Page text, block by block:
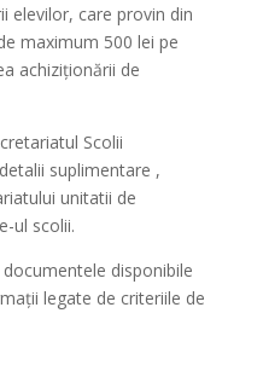
elevilor, care provin din
maximum 500 lei pe
achiziționării de
Scolii
suplimentare ,
unitatii de
ul scolii.
disponibile
legate de criteriile de